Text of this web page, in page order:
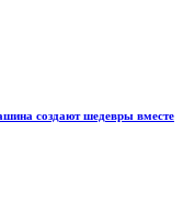
создают шедевры вместе